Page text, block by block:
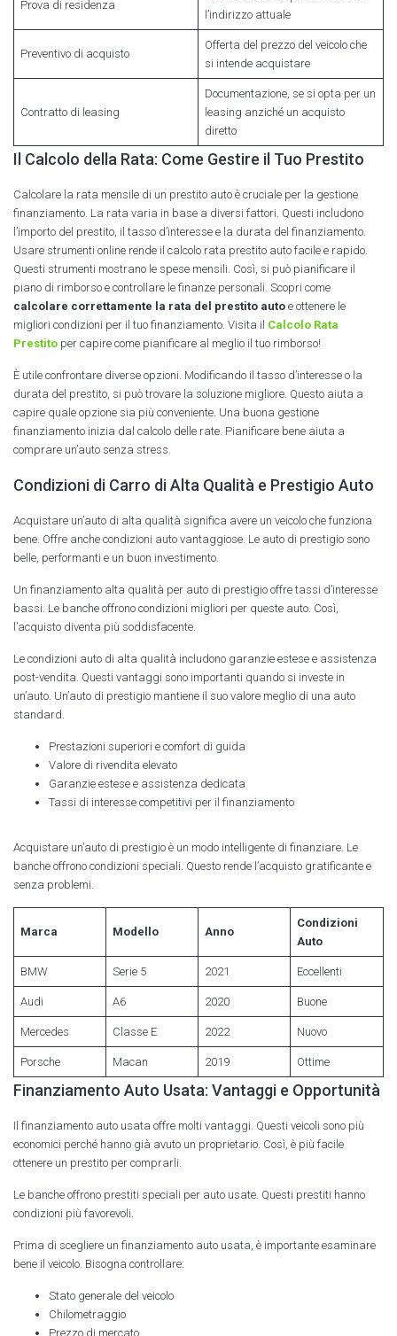
Prova di residenza
l’indirizzo attuale
Preventivo di acquisto
Offerta del prezzo del veicolo che
si intende acquistare
Contratto di leasing
Documentazione, se si opta per un
leasing anziché un acquisto
diretto
Il Calcolo della Rata: Come Gestire il Tuo Prestito
Calcolare la rata mensile di un prestito auto è cruciale per la gestione
finanziamento. La rata varia in base a diversi fattori. Questi includono
l’importo del prestito, il tasso d’interesse e la durata del finanziamento.
Usare strumenti online rende il calcolo rata prestito auto facile e rapido.
Questi strumenti mostrano le spese mensili. Così, si può pianificare il
piano di rimborso e controllare le finanze personali. Scopri come
calcolare correttamente la rata del prestito auto e ottenere le
migliori condizioni per il tuo finanziamento. Visita il Calcolo Rata
Prestito per capire come pianificare al meglio il tuo rimborso!
È utile confrontare diverse opzioni. Modificando il tasso d’interesse o la
durata del prestito, si può trovare la soluzione migliore. Questo aiuta a
capire quale opzione sia più conveniente. Una buona gestione
finanziamento inizia dal calcolo delle rate. Pianificare bene aiuta a
comprare un’auto senza stress.
Condizioni di Carro di Alta Qualità e Prestigio Auto
Acquistare un’auto di alta qualità significa avere un veicolo che funziona
bene. Offre anche condizioni auto vantaggiose. Le auto di prestigio sono
belle, performanti e un buon investimento.
Un finanziamento alta qualità per auto di prestigio offre tassi d’interesse
bassi. Le banche offrono condizioni migliori per queste auto. Così,
l’acquisto diventa più soddisfacente.
Le condizioni auto di alta qualità includono garanzie estese e assistenza
post-vendita. Questi vantaggi sono importanti quando si investe in
un’auto. Un’auto di prestigio mantiene il suo valore meglio di una auto
standard.
Prestazioni superiori e comfort di guida
Valore di rivendita elevato
Garanzie estese e assistenza dedicata
Tassi di interesse competitivi per il finanziamento
Acquistare un’auto di prestigio è un modo intelligente di finanziare. Le
banche offrono condizioni speciali. Questo rende l’acquisto gratificante e
senza problemi.
Marca Modello Anno
Condizioni
Auto
BMW Serie 5 2021 Eccellenti
Audi A6 2020 Buone
Mercedes Classe E 2022 Nuovo
Porsche Macan 2019 Ottime
Finanziamento Auto Usata: Vantaggi e Opportunità
Il finanziamento auto usata offre molti vantaggi. Questi veicoli sono più
economici perché hanno già avuto un proprietario. Così, è più facile
ottenere un prestito per comprarli.
Le banche offrono prestiti speciali per auto usate. Questi prestiti hanno
condizioni più favorevoli.
Prima di scegliere un finanziamento auto usata, è importante esaminare
bene il veicolo. Bisogna controllare:
Stato generale del veicolo
Chilometraggio
Prezzo di mercato